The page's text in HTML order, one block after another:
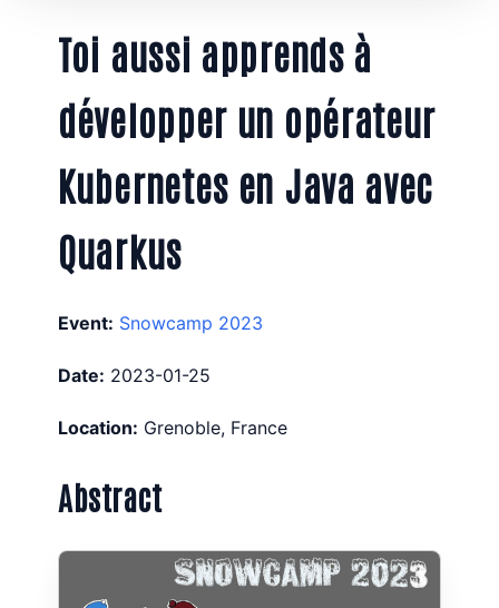
Toi aussi apprends à
développer un opérateur
Kubernetes en Java avec
Quarkus
Event: Snowcamp 2023
Date: 2023-01-25
Location: Grenoble, France
Abstract